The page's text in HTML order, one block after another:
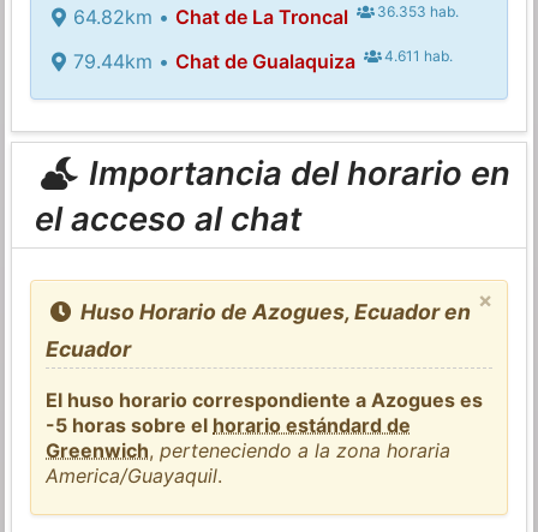
64.82km • Chat de La Troncal 36.353 hab.
79.44km • Chat de Gualaquiza 4.611 hab.
Importancia del horario en
el acceso al chat
×
Huso Horario de Azogues, Ecuador en
Ecuador
El huso horario correspondiente a Azogues es
-5 horas sobre el horario estándard de
Greenwich,perteneciendo a la zona horaria
America/Guayaquil.